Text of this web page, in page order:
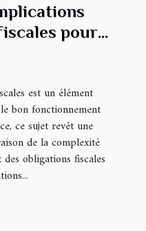
pour
est un élément
bon fonctionnement
ce sujet revêt une
de la complexité
obligations fiscales